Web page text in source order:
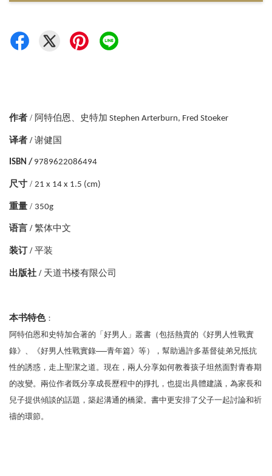
作者 / 阿特伯恩、史特加 Stephen Arterburn, Fred Stoeker
译者 /谢健国
ISBN / 9789622086494
尺寸 / 21 x 14 x 1.5 (cm)
重量 / 350g
语言 /繁体中文
装订 /平装
出版社 / 天道书楼有限公司
本书特色：
阿特伯恩和史特加合著的「好男人」叢書（包括熱賣的《好男人性戰實
錄》、《好男人性戰實錄──青年篇》等），幫助過許多基督徒弟兄抵抗
性的誘惑，走上聖潔之道。現在，兩人分享如何教養孩子坦然面對青春期
的改變。兩位作者既分享成長歷程中的掙扎，也提出具體建議，為家長和
兒子提供傾談的話題，築起溝通的橋梁。書中更安排了父子一起討論和祈
禱的環節。